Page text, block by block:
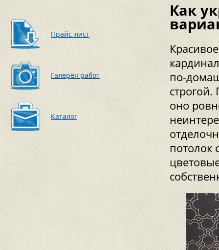
Прайс-лист
Галерея работ
Каталог
Как
по-
строгой.
оно
потолок